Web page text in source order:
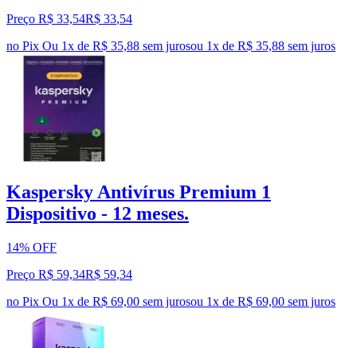
Preço R$ 33,54R$ 33,54
no Pix Ou 1x de R$ 35,88 sem jurosou 1x de R$ 35,88 sem juros
Kaspersky Antivírus Premium 1
Dispositivo - 12 meses.
14% OFF
Preço R$ 59,34R$ 59,34
no Pix Ou 1x de R$ 69,00 sem jurosou 1x de R$ 69,00 sem juros